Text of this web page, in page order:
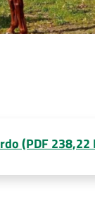
(PDF 238,22